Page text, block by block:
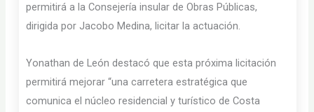
permitirá a la Consejería insular de Obras Públicas,
dirigida por Jacobo Medina, licitar la actuación.
Yonathan de León destacó que esta próxima licitación
permitirá mejorar “una carretera estratégica que
comunica el núcleo residencial y turístico de Costa